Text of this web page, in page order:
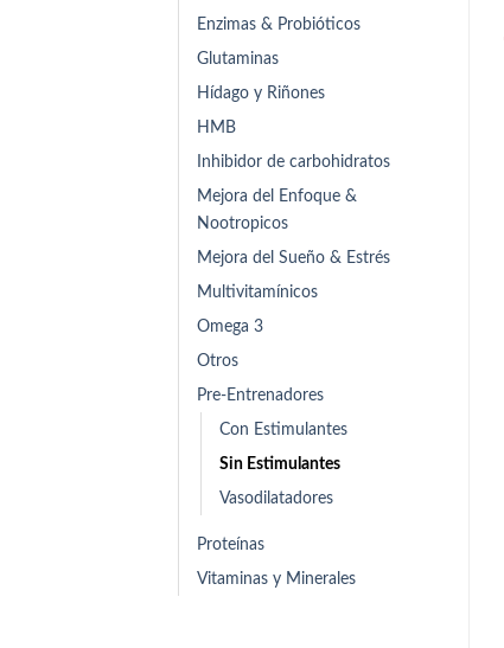
Enzimas & Probióticos
Glutaminas
Hídago y Riñones
HMB
Inhibidor de carbohidratos
Mejora del Enfoque &
Nootropicos
Mejora del Sueño & Estrés
Multivitamínicos
Omega 3
Otros
Pre-Entrenadores
Con Estimulantes
Sin Estimulantes
Vasodilatadores
Proteínas
Vitaminas y Minerales